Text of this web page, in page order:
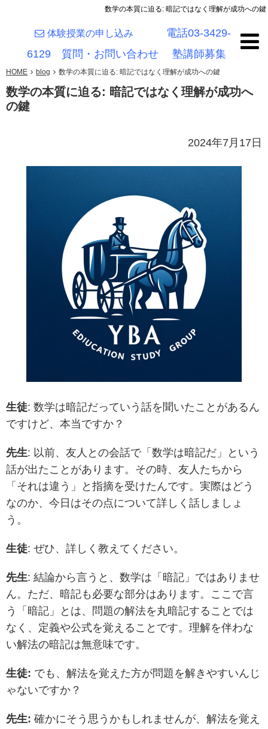
数学の本質に迫る: 暗記ではなく理解が成功への鍵
体験授業の申し込み
電話03-3429-
6129
質問・お問い合わせ 塾講師募集
HOME blog 数学の本質に迫る: 暗記ではなく理解が成功への鍵
数学の本質に迫る: 暗記ではなく理解が成功へ
の鍵
2024年7月17日
生徒: 数学は暗記だっていう話を聞いたことがあるん
ですけど、本当ですか？
先生: 以前、友人との会話で「数学は暗記だ」という
話が出たことがあります。その時、友人たちから
「それは違う」と指摘を受けたんです。実際はどう
なのか、今日はその点について詳しく話しましょ
う。
生徒: ぜひ、詳しく教えてください。
先生: 結論から言うと、数学は「暗記」ではありませ
ん。ただ、暗記も必要な部分はあります。ここで言
う「暗記」とは、問題の解法を丸暗記することでは
なく、定義や公式を覚えることです。理解を伴わな
い解法の暗記は無意味です。
生徒: でも、解法を覚えた方が問題を解きやすいんじ
ゃないですか？
先生: 確かにそう思うかもしれませんが、解法を覚え